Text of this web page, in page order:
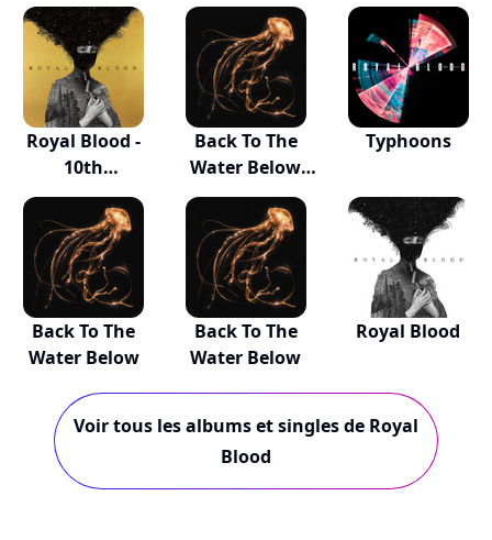
Royal Blood -
10th
Anniversar...
Back To The
Water Below
(Bonu...
Typhoons
Back To The
Water Below
Back To The
Water Below
Royal Blood
Voir tous les albums et singles de Royal
Blood